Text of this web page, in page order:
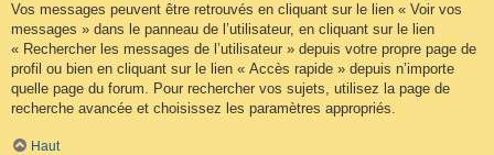
Vos messages peuvent être retrouvés en cliquant sur le lien « Voir vos
messages » dans le panneau de l’utilisateur, en cliquant sur le lien
« Rechercher les messages de l’utilisateur » depuis votre propre page de
profil ou bien en cliquant sur le lien « Accès rapide » depuis n’importe
quelle page du forum. Pour rechercher vos sujets, utilisez la page de
recherche avancée et choisissez les paramètres appropriés.
Haut